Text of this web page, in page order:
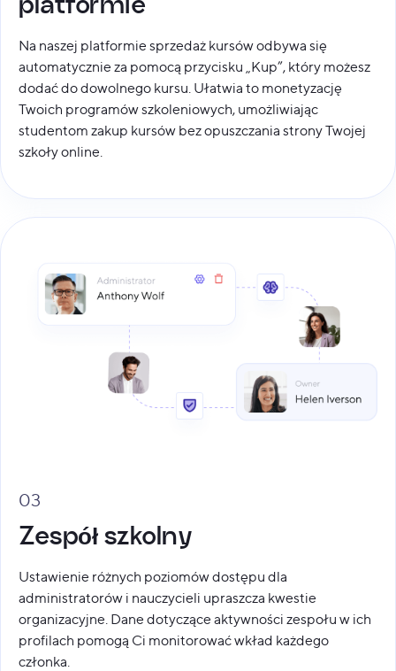
Na naszej platformie sprzedaż kursów odbywa się
automatycznie za pomocą przycisku „Kup”, który możesz
dodać do dowolnego kursu. Ułatwia to monetyzację
Twoich programów szkoleniowych, umożliwiając
studentom zakup kursów bez opuszczania strony Twojej
szkoły online.
03
Zespół szkolny
Ustawienie różnych poziomów dostępu dla
administratorów i nauczycieli upraszcza kwestie
organizacyjne. Dane dotyczące aktywności zespołu w ich
profilach pomogą Ci monitorować wkład każdego
członka.